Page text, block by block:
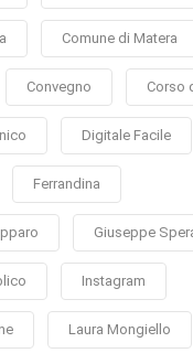
Comune di Matera
Convegno Corso
Digitale Facile
Ferrandina
Giuseppe
Instagram
Laura Mongiello